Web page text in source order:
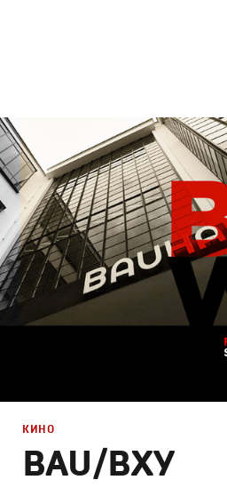
Брендинг ТВ-Шоу,Кино
Спортивный брендинг,Промо,
BAU/ВХУ
КИНО